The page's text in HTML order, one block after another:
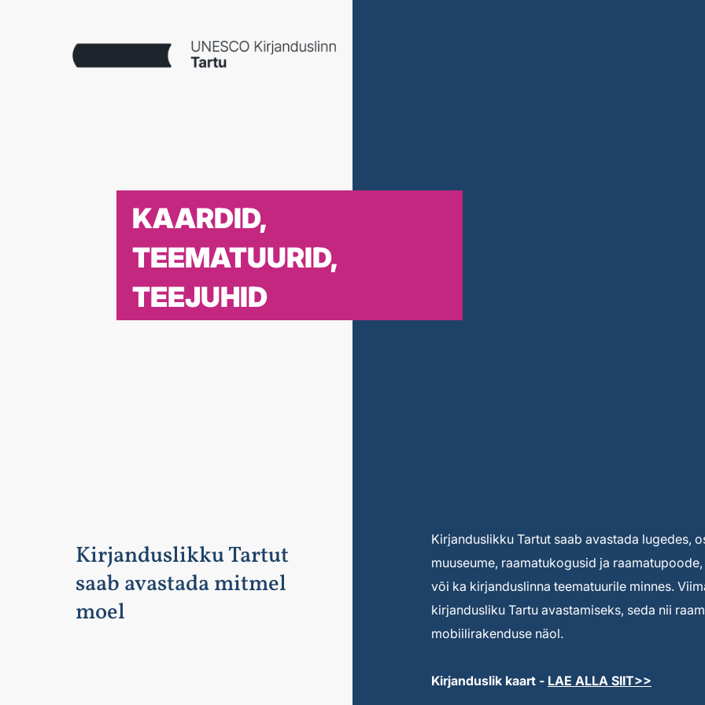
KAARDID,
TEEMATUURID,
TEEJUHID
Kirjanduslikku Tartut
saab avastada mitmel
moel
Kirjanduslikku Tartut saab avastada lugedes,
muuseume, raamatukogusid ja
või ka kirjanduslinna teematuurile minnes.
kirjandusliku Tartu avastamiseks, seda nii
mobiilirakenduse näol.
Kirjanduslik kaart - LAE ALLA SIIT>>